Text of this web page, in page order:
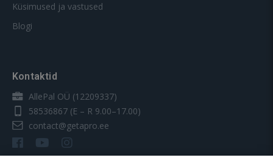
Küsimused ja vastused
Blogi
Kontaktid
AllePal OÜ (12209337)
58536867 (E – R 9.00–17.00)
contact@getapro.ee